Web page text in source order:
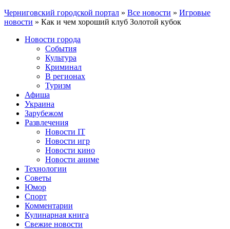
Черниговский городской портал » Все новости » Игровые
новости » Как и чем хороший клуб Золотой кубок
Новости города
События
Культура
Криминал
В регионах
Туризм
Афиша
Украина
Зарубежом
Развлечения
Новости IT
Новости игр
Новости кино
Новости аниме
Технологии
Советы
Юмор
Спорт
Комментарии
Кулинарная книга
Свежие новости